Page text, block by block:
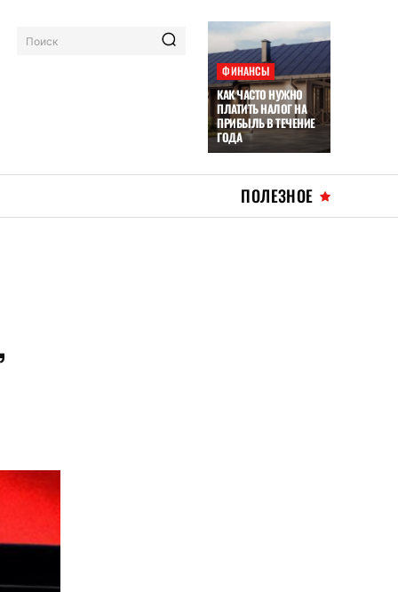
Поиск
ФИНАНСЫ
КАК ЧАСТО НУЖНО
ПЛАТИТЬ НАЛОГ НА
ПРИБЫЛЬ В ТЕЧЕНИЕ
ГОДА
ПОЛЕЗНОЕ